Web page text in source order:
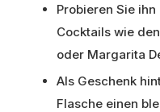
Probieren Sie
Cocktails wie
oder Margarita
Als Geschenk
Flasche einen